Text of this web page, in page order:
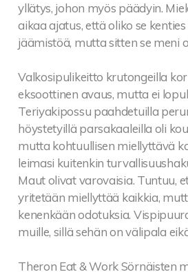
yllätys, johon myös päädyin.
aikaa ajatus, että oliko se
jäämistöä, mutta sitten se meni
Valkosipulikeitto krutongeilla
eksoottinen avaus, mutta ei
Teriyakipossu paahdetuilla
höystetyillä parsakaaleilla oli
mutta kohtuullisen miellyttävä
leimasi kuitenkin
Maut olivat varovaisia. Tuntuu,
yritetään miellyttää kaikkia,
kenenkään odotuksia.
muille, sillä sehän on välipala
Theron Eat & Work Sörnäisten